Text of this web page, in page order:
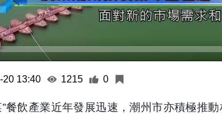
20 13:40 1215 0
”餐飲產業近年發展迅速，潮州市亦積極推